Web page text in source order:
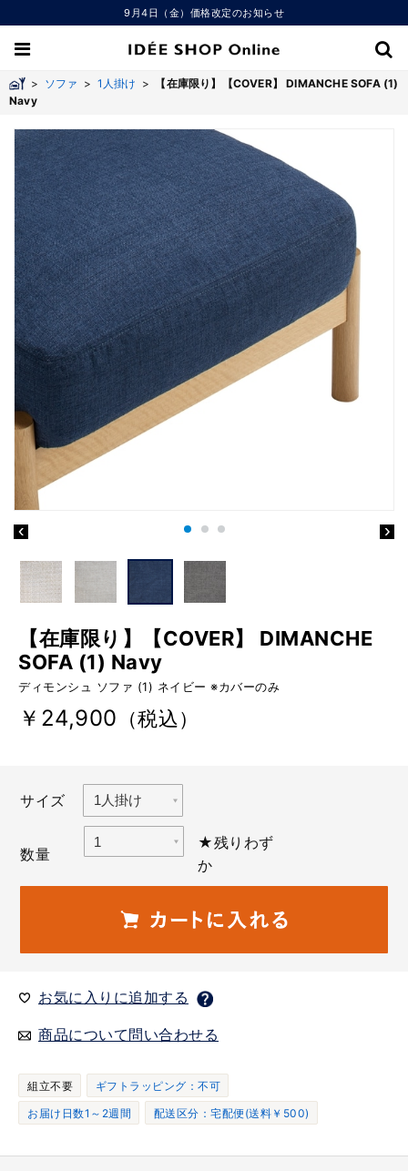
9月4日（金）価格改定のお知らせ
> ソファ > 1人掛け >
【在庫限り】【COVER】 DIMANCHE SOFA (1)
Navy
【在庫限り】【COVER】 DIMANCHE
SOFA (1) Navy
ディモンシュ ソファ (1) ネイビー ※カバーのみ
￥24,900 （税込）
サイズ
数量
★残りわず
か
お気に入りに追加する
商品について問い合わせる
組立不要
ギフトラッピング：不可
お届け日数1～2週間
配送区分：宅配便(送料￥500)